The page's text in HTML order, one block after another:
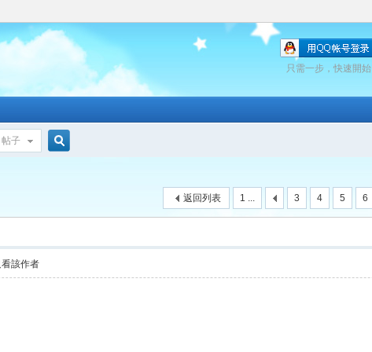
只需一步，快速開始
帖子
1 ... 3 4 5 6
返回列表
看該作者